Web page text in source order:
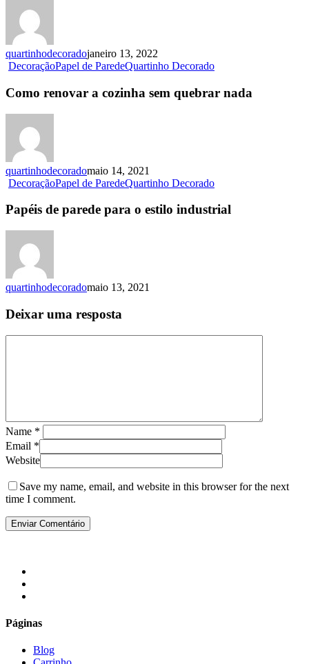
quartinhodecoradojaneiro 13, 2022
DecoraçãoPapel de ParedeQuartinho Decorado
Como renovar a cozinha sem quebrar nada
quartinhodecoradomaio 14, 2021
DecoraçãoPapel de ParedeQuartinho Decorado
Papéis de parede para o estilo industrial
quartinhodecoradomaio 13, 2021
Deixar uma resposta
Name *
Email *
Website
Save my name, email, and website in this browser for the next
time I comment.
Páginas
Blog